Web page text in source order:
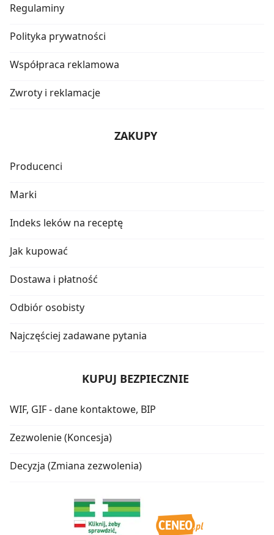
Regulaminy
Polityka prywatności
Współpraca reklamowa
Zwroty i reklamacje
ZAKUPY
Producenci
Marki
Indeks leków na receptę
Jak kupować
Dostawa i płatność
Odbiór osobisty
Najczęściej zadawane pytania
KUPUJ BEZPIECZNIE
WIF, GIF - dane kontaktowe, BIP
Zezwolenie (Koncesja)
Decyzja (Zmiana zezwolenia)